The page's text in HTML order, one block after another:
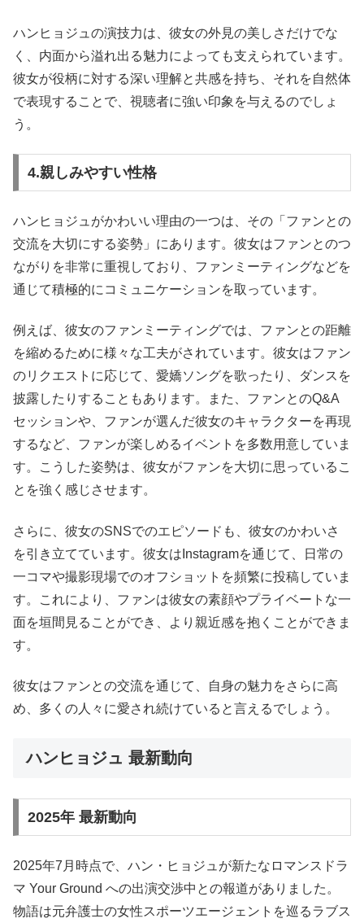
ハンヒョジュの演技力は、彼女の外見の美しさだけでな
く、内面から溢れ出る魅力によっても支えられています。
彼女が役柄に対する深い理解と共感を持ち、それを自然体
で表現することで、視聴者に強い印象を与えるのでしょ
う。
4.親しみやすい性格
ハンヒョジュがかわいい理由の一つは、その「ファンとの
交流を大切にする姿勢」にあります。彼女はファンとのつ
ながりを非常に重視しており、ファンミーティングなどを
通じて積極的にコミュニケーションを取っています。
例えば、彼女のファンミーティングでは、ファンとの距離
を縮めるために様々な工夫がされています。彼女はファン
のリクエストに応じて、愛嬌ソングを歌ったり、ダンスを
披露したりすることもあります。また、ファンとのQ&A
セッションや、ファンが選んだ彼女のキャラクターを再現
するなど、ファンが楽しめるイベントを多数用意していま
す。こうした姿勢は、彼女がファンを大切に思っているこ
とを強く感じさせます。
さらに、彼女のSNSでのエピソードも、彼女のかわいさ
を引き立てています。彼女はInstagramを通じて、日常の
一コマや撮影現場でのオフショットを頻繁に投稿していま
す。これにより、ファンは彼女の素顔やプライベートな一
面を垣間見ることができ、より親近感を抱くことができま
す。
彼女はファンとの交流を通じて、自身の魅力をさらに高
め、多くの人々に愛され続けていると言えるでしょう。
ハンヒョジュ 最新動向
2025年 最新動向
2025年7月時点で、ハン・ヒョジュが新たなロマンスドラ
マ Your Ground への出演交渉中との報道がありました。
物語は元弁護士の女性スポーツエージェントを巡るラブス